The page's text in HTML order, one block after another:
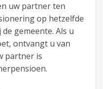
uw partner ten
op hetzelfde
gemeente. Als u
ontvangt u van
partner is